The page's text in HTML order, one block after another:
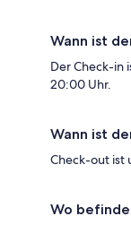
Wann ist
Der Check-in
20:00 Uhr.
Wann ist
Check-out ist
Wo